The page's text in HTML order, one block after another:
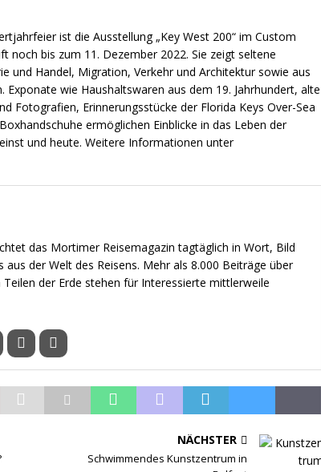
ist die Ausstellung „Key West 200“ im Custom
noch bis zum 11. Dezember 2022. Sie zeigt seltene
und Handel, Migration, Verkehr und Architektur sowie aus
Exponate wie Haushaltswaren aus dem 19. Jahrhundert, alte
Fotografien, Erinnerungsstücke der Florida Keys Over-Sea
ermöglichen Einblicke in das Leben der
und heute. Weitere Informationen unter
das Mortimer Reisemagazin tagtäglich in Wort, Bild
aus der Welt des Reisens. Mehr als 8.000 Beiträge über
der Erde stehen für Interessierte mittlerweile
NÄCHSTER
Schwimmendes Kunstzentrum in